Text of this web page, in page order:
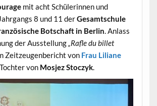
mit acht Schülerinnen und
8 und 11 derGesamtschule
Botschaft in Berlin. Anlass
der Ausstellung„Rafle du billet
Zeitzeugenbericht von Frau Liliane
von Mosjez Stoczyk.